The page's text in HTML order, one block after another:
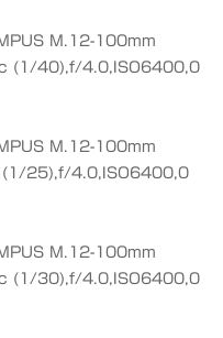
M.12-100mm
(1/40),f/4.0,ISO6400,0
M.12-100mm
25),f/4.0,ISO6400,0
M.12-100mm
(1/30),f/4.0,ISO6400,0